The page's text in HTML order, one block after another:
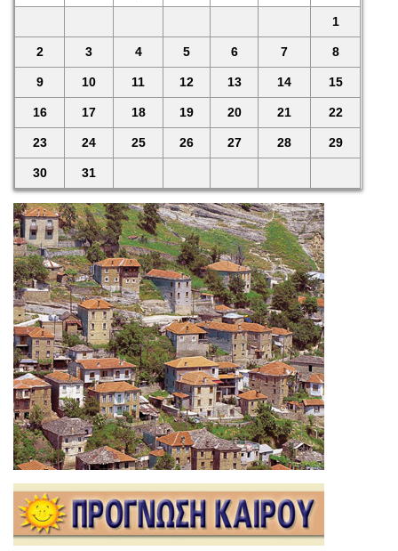
1
2 3 4 5 6 7 8
9 10 11 12 13 14 15
16 17 18 19 20 21 22
23 24 25 26 27 28 29
30 31